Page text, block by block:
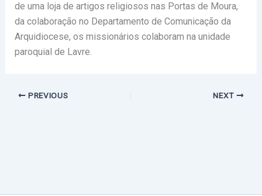
de uma loja de artigos religiosos nas Portas de Moura,
da colaboração no Departamento de Comunicação da
Arquidiocese, os missionários colaboram na unidade
paroquial de Lavre.
PREVIOUS NEXT